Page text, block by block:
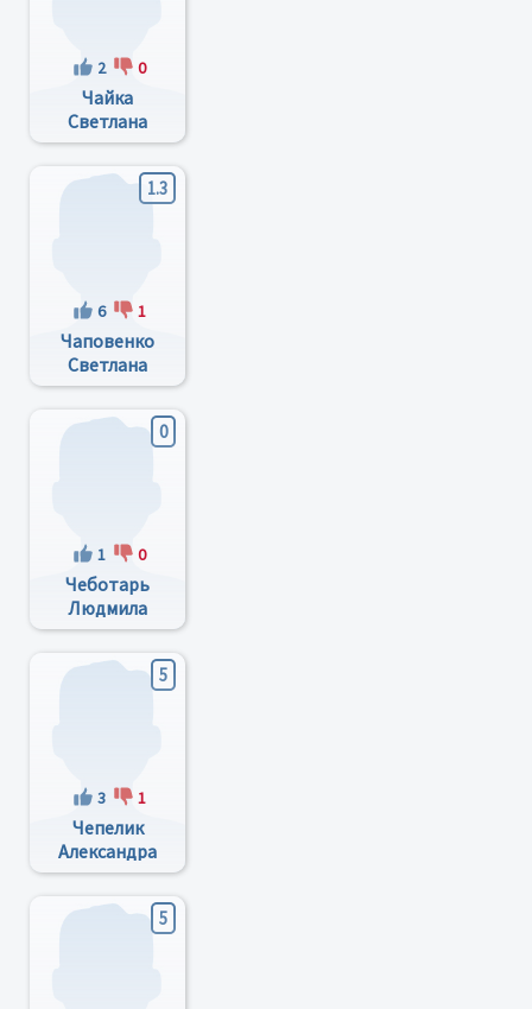
2 0
Чайка
Светлана
Арсеньтьевна
1.3
6 1
Чаповенко
Светлана
Александровна
0
1 0
Чеботарь
Людмила
Ивановна
5
3 1
Чепелик
Александра
Анатольевна
5